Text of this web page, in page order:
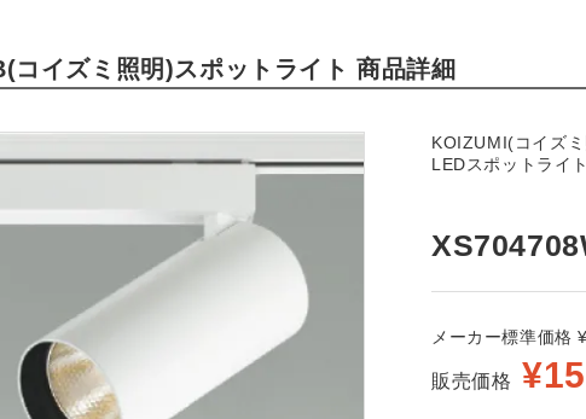
コイズミ照明)スポットライト 商品詳細
KOIZUMI(コイズ
LEDスポットライト
メーカー標準価格
販売価格 ¥